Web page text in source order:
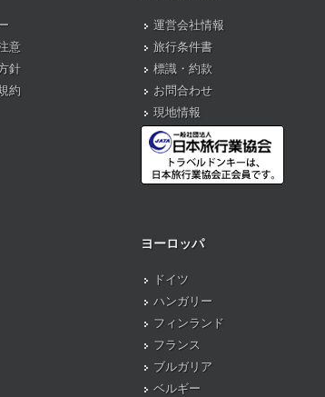
意
針
約
運営会社情報
旅行条件書
標識・約款
お問合わせ
現地情報
ヨーロッパ
ドイツ
ハンガリー
フィンランド
フランス
ブルガリア
ベルギー